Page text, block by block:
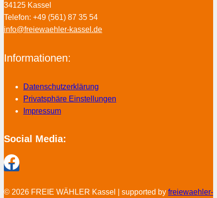
34125 Kassel
Telefon: +49 (561) 87 35 54
info@freiewaehler-kassel.de
Informationen:
Datenschutzerklärung
Privatsphäre Einstellungen
Impressum
Social Media:
© 2026 FREIE WÄHLER Kassel | supported by freiewaehler-